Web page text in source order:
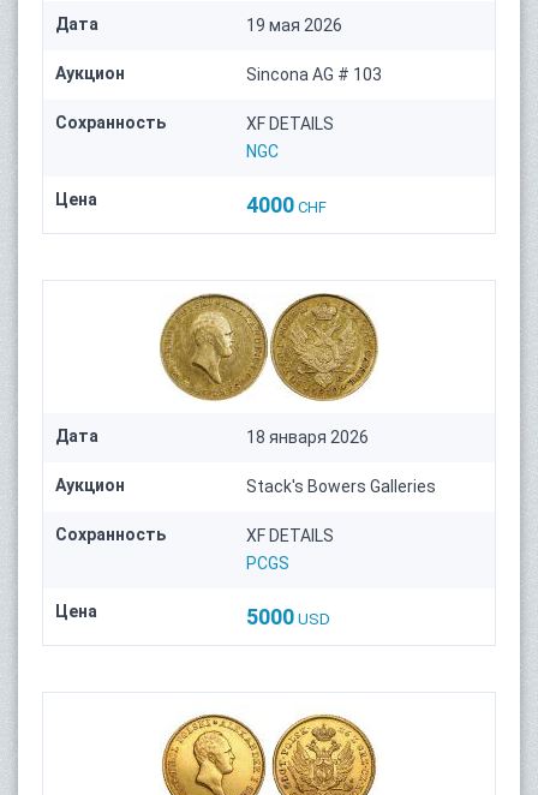
Дата 19 мая 2026
Аукцион Sincona AG # 103
Сохранность
XF DETAILS
NGC
Цена 4000 CHF
Дата 18 января 2026
Аукцион Stack's Bowers Galleries
Сохранность
XF DETAILS
PCGS
Цена 5000 USD